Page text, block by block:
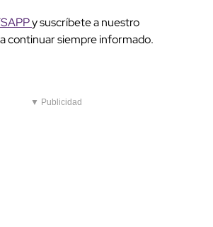
y suscríbete a nuestro
continuar siempre informado.
▼ Publicidad